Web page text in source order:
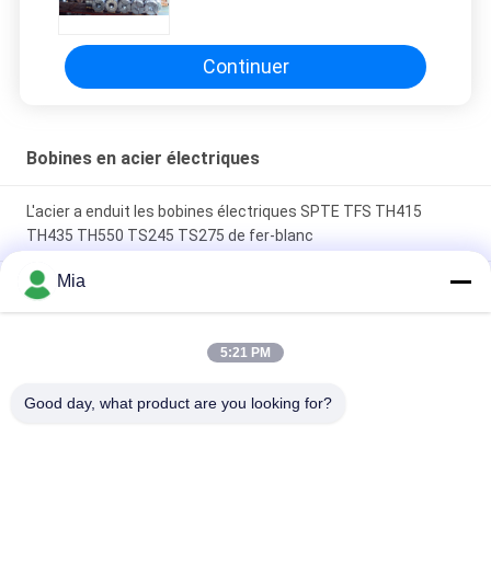
Continuer
Bobines en acier électriques
L'acier a enduit les bobines électriques SPTE TFS TH415
TH435 TH550 TS245 TS275 de fer-blanc
Fer-blanc électrique SPTE TFS des bobines DR9 DR7 TH520
T61 T65 DR-8 de fer-blanc de catégorie principale
Bobines en acier de fer-blanc électrique principal de qualité
nourriture
Mia
5:21 PM
Good day, what product are you looking for?